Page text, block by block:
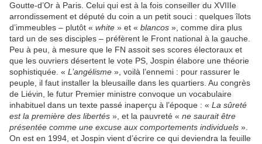
Goutte-d’Or à Paris. Celui qui est à la fois conseiller du XVIIIe
arrondissement et député du coin a un petit souci : quelques îlots
d’immeubles – plutôt « white » et « blancos », comme dira plus
tard un de ses disciples – préfèrent le Front national à la gauche.
Peu à peu, à mesure que le FN assoit ses scores électoraux et
que les ouvriers désertent le vote PS, Jospin élabore une théorie
sophistiquée. « L’angélisme », voilà l’ennemi : pour rassurer le
peuple, il faut installer la bleusaille dans les quartiers. Au congrès
de Liévin, le futur Premier ministre convoque un vocabulaire
inhabituel dans un texte passé inaperçu à l’époque : « La sûreté
est la première des libertés », et la pauvreté « ne saurait être
présentée comme une excuse aux comportements individuels ».
On est en 1994, et Jospin vient d’écrire ce qui deviendra la feuille